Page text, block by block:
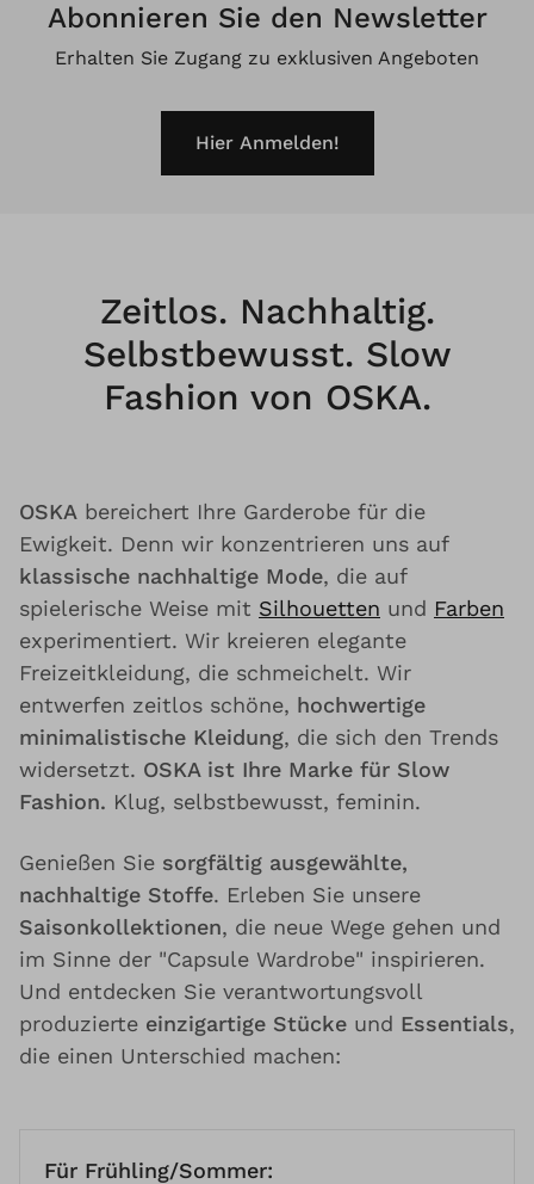
Abonnieren Sie den Newsletter
Erhalten Sie Zugang zu exklusiven Angeboten
Hier Anmelden!
Zeitlos. Nachhaltig.
Selbstbewusst. Slow
Fashion von OSKA.
OSKA bereichert Ihre Garderobe für die
Ewigkeit. Denn wir konzentrieren uns auf
klassische nachhaltige Mode, die auf
spielerische Weise mit Silhouetten und Farben
experimentiert. Wir kreieren elegante
Freizeitkleidung, die schmeichelt. Wir
entwerfen zeitlos schöne, hochwertige
minimalistische Kleidung, die sich den Trends
widersetzt. OSKA ist Ihre Marke für Slow
Fashion. Klug, selbstbewusst, feminin.
Genießen Sie sorgfältig ausgewählte,
nachhaltige Stoffe. Erleben Sie unsere
Saisonkollektionen, die neue Wege gehen und
im Sinne der "Capsule Wardrobe" inspirieren.
Und entdecken Sie verantwortungsvoll
produzierte einzigartige Stücke und Essentials,
die einen Unterschied machen:
Für Frühling/Sommer: